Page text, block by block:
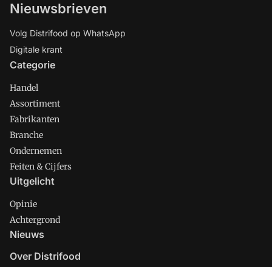
Nieuwsbrieven
Volg Distrifood op WhatsApp
Digitale krant
Categorie
Handel
Assortiment
Fabrikanten
Branche
Ondernemen
Feiten & Cijfers
Uitgelicht
Opinie
Achtergrond
Nieuws
Over Distrifood